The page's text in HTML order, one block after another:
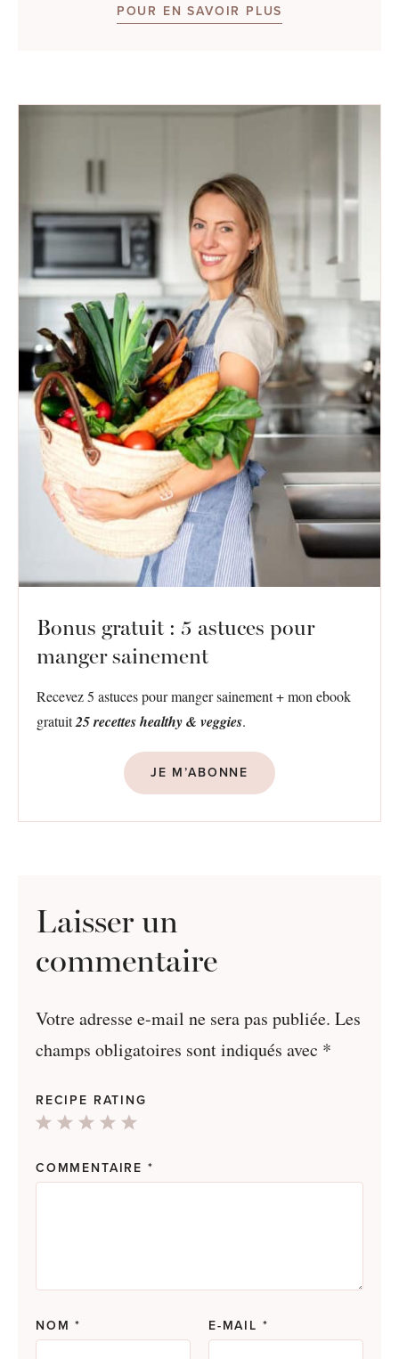
POUR EN SAVOIR PLUS
Bonus gratuit : 5 astuces pour
manger sainement
Recevez 5 astuces pour manger sainement + mon ebook
gratuit25 recettes healthy & veggies.
JE M’ABONNE
Laisser un
commentaire
Votre adresse e-mail ne sera pas publiée. Les
champs obligatoires sont indiqués avec *
RECIPE RATING
4
3
2
1
COMMENTAIRE *
NOM* E-MAIL *